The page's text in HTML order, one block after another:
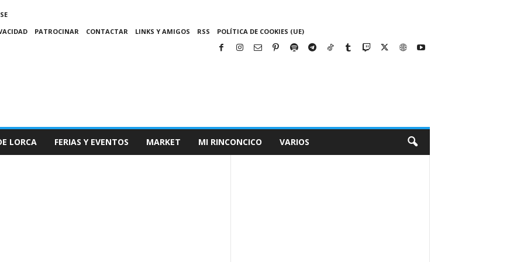
PATROCINAR CONTACTAR LINKS Y AMIGOS RSS POLÍTICA DE COOKIES (UE)
LORCA FERIAS Y EVENTOS MARKET MI RINCONCICO VARIOS